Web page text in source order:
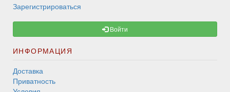
Зарегистрироваться
Войти
ИНФОРМАЦИЯ
Доставка
Приватность